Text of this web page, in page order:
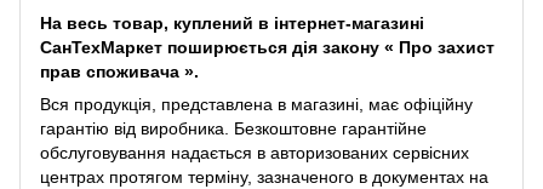
На весь товар, куплений в інтернет-магазині
СанТехМаркет поширюється дія закону « Про захист
прав споживача ».
Вся продукція, представлена ​​в магазині, має офіційну
гарантію від виробника. Безкоштовне гарантійне
обслуговування надається в авторизованих сервісних
центрах протягом терміну, зазначеного в документах на